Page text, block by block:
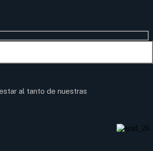
al tanto de nuestras